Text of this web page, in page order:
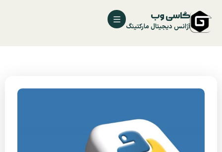
گاسی وب
آژانس دیجیتال مارکتینگ